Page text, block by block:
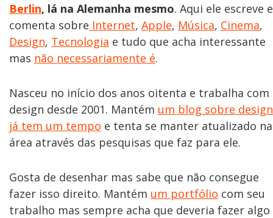
Berlin, lá na Alemanha mesmo. Aqui ele escreve e
comenta sobre Internet, Apple, Música, Cinema,
Design, Tecnologia e tudo que acha interessante
mas não necessariamente é.
Nasceu no início dos anos oitenta e trabalha com
design desde 2001. Mantém um blog sobre design
já tem um tempo e tenta se manter atualizado na
área através das pesquisas que faz para ele.
Gosta de desenhar mas sabe que não consegue
fazer isso direito. Mantém um portfólio com seu
trabalho mas sempre acha que deveria fazer algo